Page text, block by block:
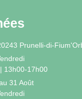
Prunelli-di-
13h00-17h00
31 Août